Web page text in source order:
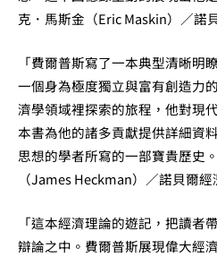
克．馬斯金（Eric Maskin）／諾
「費爾普斯寫了一本典型清晰明
一個身為極度獨立與富有創造力
濟學領域裡探索的旅程，他對現
本書為他的諸多貢獻提供詳細資
思想的學者所寫的一部寶貴歷
（James Heckman）／諾貝爾
「這本經濟理論的遊記，把讀者
辯論之中。費爾普斯展現偉大經